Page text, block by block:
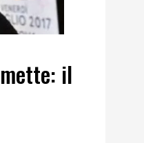
il